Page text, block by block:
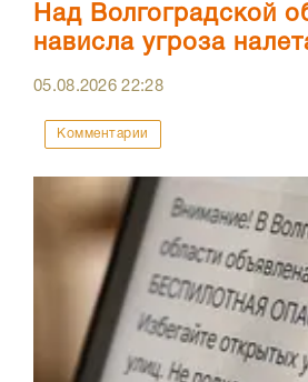
Над Волгоградской
нависла угроза
05.08.202622:28
Комментарии